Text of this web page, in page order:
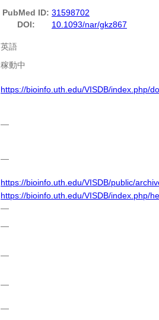
PubMed ID: 31598702
DOI:
10.1093/nar/gkz867
英語
稼動中
https://bioinfo.uth.edu/VISDB/index.php/
―
―
https://bioinfo.uth.edu/VISDB/public/
https://bioinfo.uth.edu/VISDB/index.php/
―
―
―
―
―